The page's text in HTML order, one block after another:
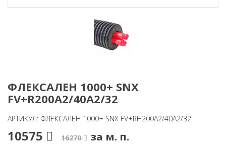
ФЛЕКСАЛЕН 1000+ SNX
FV+R200A2/40A2/32
АРТИКУЛ: ФЛЕКСАЛЕН 1000+ SNX FV+RH200A2/40A2/32
10575 16270 за м. п.